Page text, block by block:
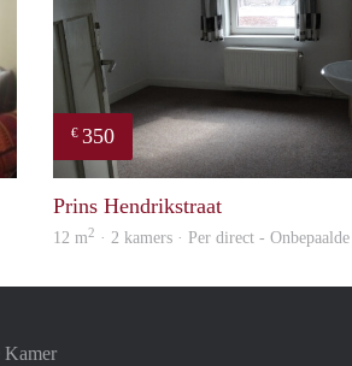
finder
€ 350
Prins Hendrikstraat
12 m2 · 2 kamers · Per direct -
Kamer